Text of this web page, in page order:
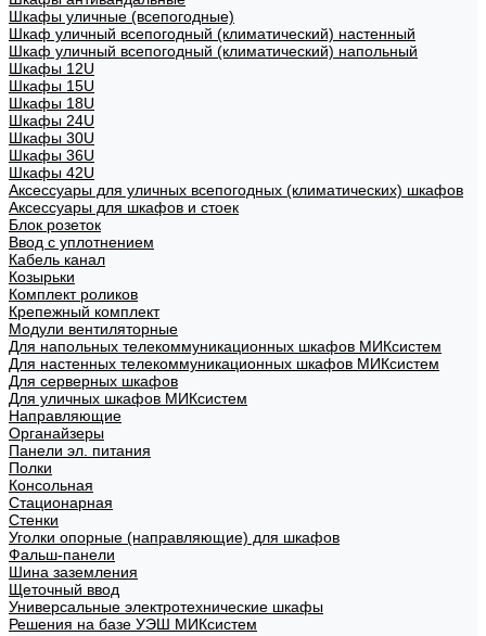
Шкафы уличные (всепогодные)
Шкаф уличный всепогодный (климатический) настенный
Шкаф уличный всепогодный (климатический) напольный
Шкафы 12U
Шкафы 15U
Шкафы 18U
Шкафы 24U
Шкафы 30U
Шкафы 36U
Шкафы 42U
Аксессуары для уличных всепогодных (климатических) шкафов
Аксессуары для шкафов и стоек
Блок розеток
Ввод с уплотнением
Кабель канал
Козырьки
Комплект роликов
Крепежный комплект
Модули вентиляторные
Для напольных телекоммуникационных шкафов МИКсистем
Для настенных телекоммуникационных шкафов МИКсистем
Для серверных шкафов
Для уличных шкафов МИКсистем
Направляющие
Органайзеры
Панели эл. питания
Полки
Консольная
Стационарная
Стенки
Уголки опорные (направляющие) для шкафов
Фальш-панели
Шина заземления
Щеточный ввод
Универсальные электротехнические шкафы
Решения на базе УЭШ МИКсистем